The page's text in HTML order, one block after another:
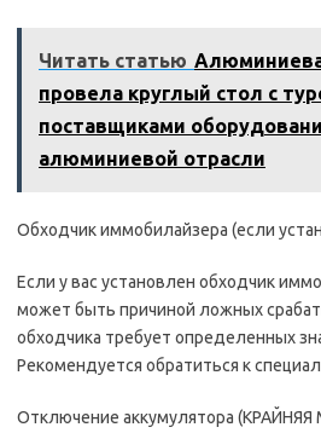
Читать статью
провела круглый стол с
поставщиками
алюминиевой отрасли
Обходчик иммобилайзера (если
Если у вас установлен обходчик
может быть причиной ложных
обходчика требует определенных
Рекомендуется обратиться к
Отключение аккумулятора (КРАЙНЯЯ